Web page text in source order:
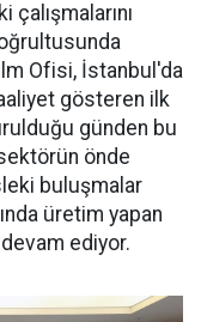
çalışmalarını
Ofisi, İstanbul'da
gösteren ilk
günden bu
önde
buluşmalar
üretim yapan
ediyor.